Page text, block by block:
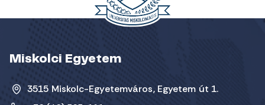
Miskolci Egyetem
3515 Miskolc-Egyetemváros, Egyetem út 1.